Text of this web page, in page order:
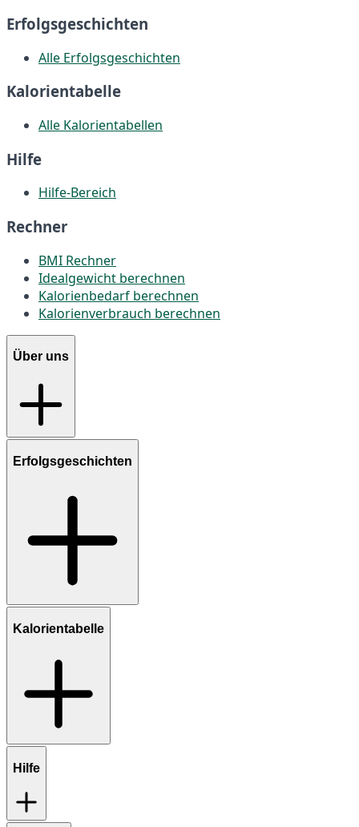
Erfolgsgeschichten
Alle Erfolgsgeschichten
Kalorientabelle
Alle Kalorientabellen
Hilfe
Hilfe-Bereich
Rechner
BMI Rechner
Idealgewicht berechnen
Kalorienbedarf berechnen
Kalorienverbrauch berechnen
Über uns
Erfolgsgeschichten
Kalorientabelle
Hilfe